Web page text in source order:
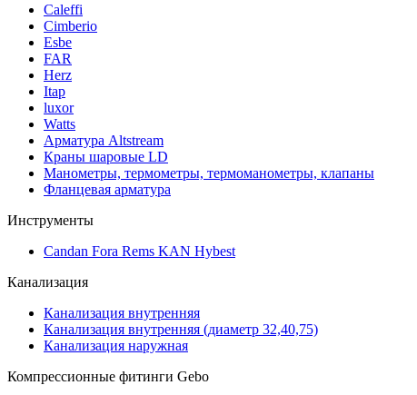
Caleffi
Cimberio
Esbe
FAR
Herz
Itap
luxor
Watts
Арматура Altstream
Краны шаровые LD
Манометры, термометры, термоманометры, клапаны
Фланцевая арматура
Инструменты
Candan Fora Rems KAN Hybest
Канализация
Канализация внутренняя
Канализация внутренняя (диаметр 32,40,75)
Канализация наружная
Компрессионные фитинги Gebo